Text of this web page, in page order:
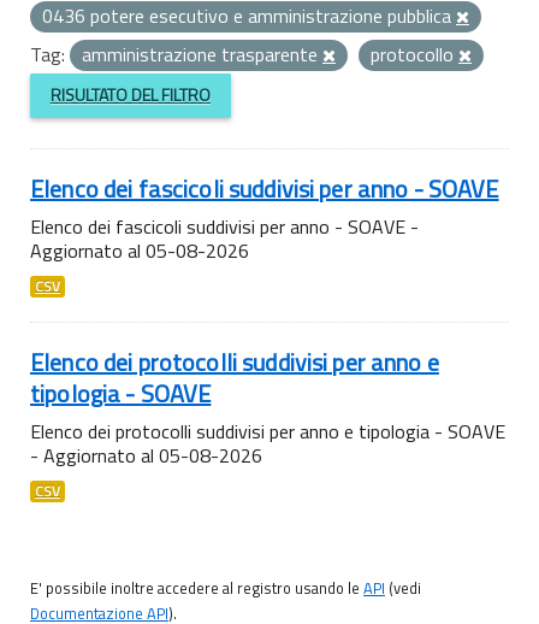
0436 potere esecutivo e amministrazione pubblica
Tag:
amministrazione trasparente protocollo
RISULTATO DEL FILTRO
Elenco dei fascicoli suddivisi per anno - SOAVE
Elenco dei fascicoli suddivisi per anno - SOAVE -
Aggiornato al 05-08-2026
CSV
Elenco dei protocolli suddivisi per anno e
tipologia - SOAVE
Elenco dei protocolli suddivisi per anno e tipologia - SOAVE
- Aggiornato al 05-08-2026
CSV
E' possibile inoltre accedere al registro usando le API (vedi
Documentazione API).